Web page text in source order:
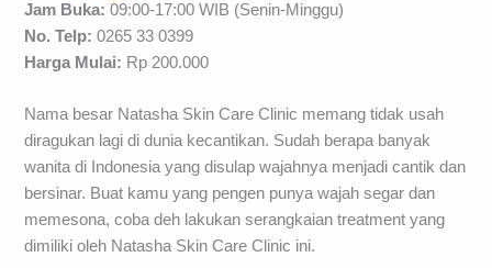
Jam Buka: 09:00-17:00 WIB (Senin-Minggu)
No. Telp: 0265 33 0399
Harga Mulai: Rp 200.000
Nama besar Natasha Skin Care Clinic memang tidak usah
diragukan lagi di dunia kecantikan. Sudah berapa banyak
wanita di Indonesia yang disulap wajahnya menjadi cantik dan
bersinar. Buat kamu yang pengen punya wajah segar dan
memesona, coba deh lakukan serangkaian treatment yang
dimiliki oleh Natasha Skin Care Clinic ini.